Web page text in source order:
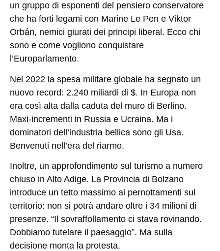
un gruppo di esponenti del pensiero conservatore
che ha forti legami con Marine Le Pen e Viktor
Orbán, nemici giurati dei principi liberal. Ecco chi
sono e come vogliono conquistare
l’Europarlamento.
Nel 2022 la spesa militare globale ha segnato un
nuovo record: 2.240 miliardi di $. In Europa non
era così alta dalla caduta del muro di Berlino.
Maxi-incrementi in Russia e Ucraina. Ma i
dominatori dell’industria bellica sono gli Usa.
Benvenuti nell’era del riarmo.
Inoltre, un approfondimento sul turismo a numero
chiuso in Alto Adige. La Provincia di Bolzano
introduce un tetto massimo ai pernottamenti sul
territorio: non si potrà andare oltre i 34 milioni di
presenze. “Il sovraffollamento ci stava rovinando.
Dobbiamo tutelare il paesaggio”. Ma sulla
decisione monta la protesta.